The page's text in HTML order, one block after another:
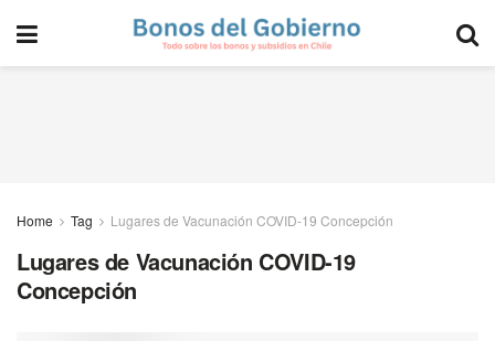
Home Tag Lugares de Vacunación COVID-19 Concepción
Lugares de Vacunación COVID-19
Concepción